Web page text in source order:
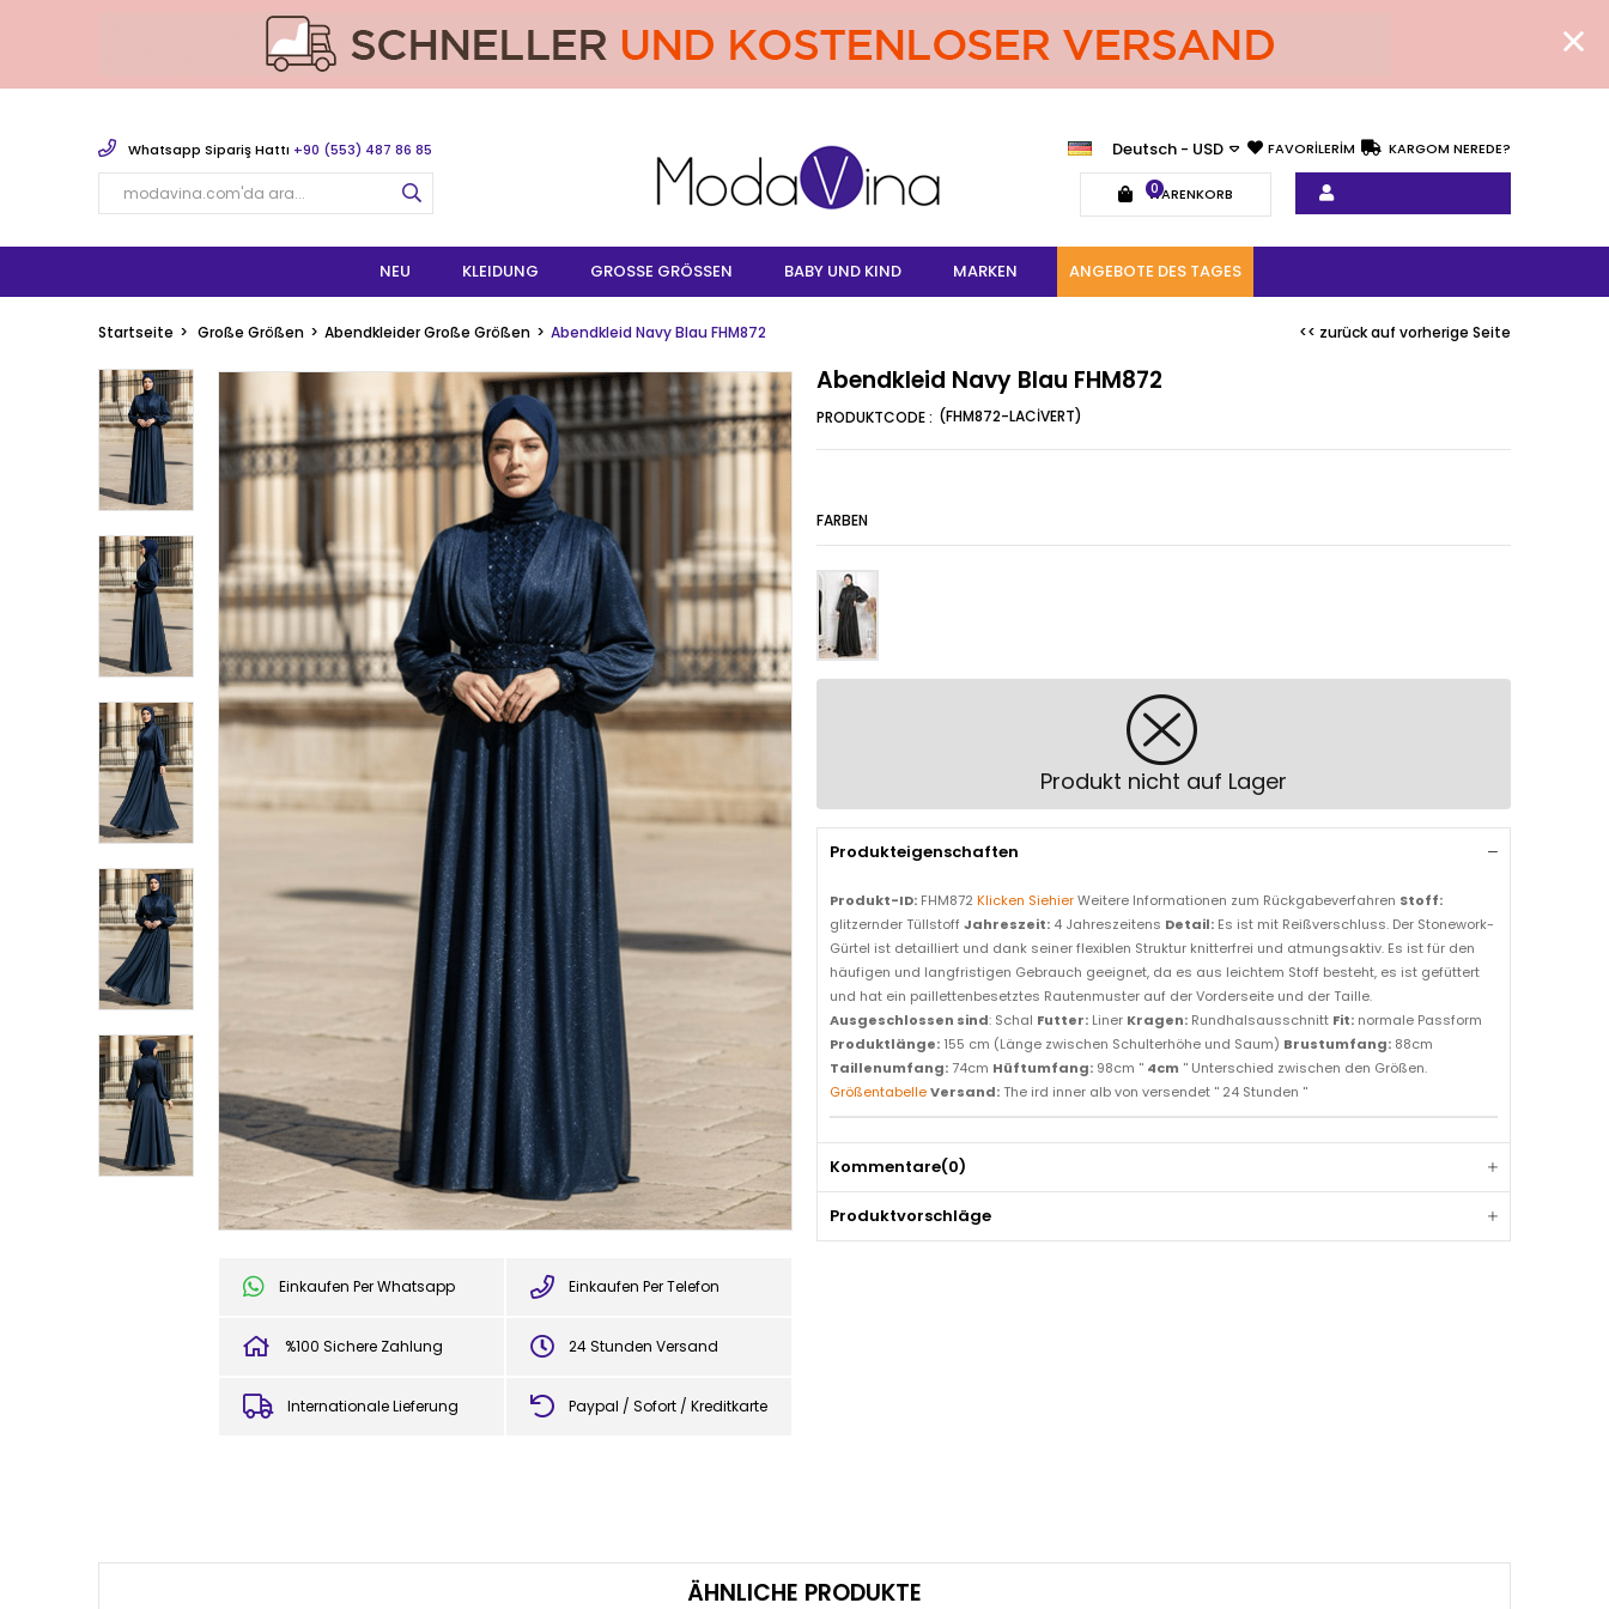
Deutsch - USD
WARENKORB
0
Whatsapp Sipariş Hattı +90 (553) 487 86 85 KARGOM NEREDE?
FAVORİLERİM
NEU KLEIDUNG GROSSE GRÖSSEN BABY UND KIND MARKEN ANGEBOTE DES TAGES
Startseite Große Größen Abendkleider Große Größen Abendkleid Navy Blau FHM872 << zurück auf vorherige Seite
Einkaufen Per Whatsapp Einkaufen Per Telefon
%100 Sichere Zahlung 24 Stunden Versand
Internationale Lieferung Paypal / Sofort / Kreditkarte
Abendkleid Navy Blau FHM872
(FHM872-LACİVERT)
FARBEN
Produkt nicht auf Lager
Produkteigenschaften
Produkt-ID: FHM872 Klicken SiehierWeitere Informationen zum Rückgabeverfahren Stoff:
glitzernder Tüllstoff Jahreszeit: 4 Jahreszeitens Detail: Es ist mit Reißverschluss. Der Stonework-
Gürtel ist detailliert und dank seiner flexiblen Struktur knitterfrei und atmungsaktiv. Es ist für den
häufigen und langfristigen Gebrauch geeignet, da es aus leichtem Stoff besteht, es ist gefüttert
und hat ein paillettenbesetztes Rautenmuster auf der Vorderseite und der Taille.
Ausgeschlossen sind: Schal Futter: Liner Kragen: Rundhalsausschnitt Fit: normale Passform
Produktlänge: 155 cm (Länge zwischen Schulterhöhe und Saum) Brustumfang: 88cm
Taillenumfang:74cm Hüftumfang: 98cm '' 4cm '' Unterschied zwischen den Größen.
GrößentabelleVersand: The ird inner alb von versendet '' 24 Stunden ''
Kommentare(0)
Produktvorschläge
ÄHNLICHE PRODUKTE